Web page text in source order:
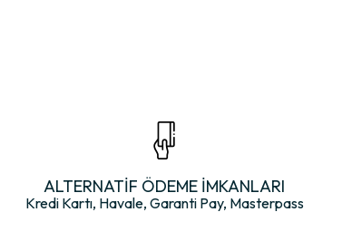
dostu ipeksi dokusu ve esnek formu sayesinde evde
ALTERNATİF ÖDEME İMKANLARI
Kredi Kartı, Havale, Garanti Pay, Masterpass